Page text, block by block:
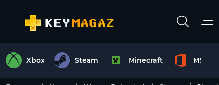
Xbox Steam Minecraft MS